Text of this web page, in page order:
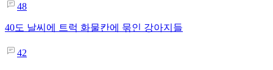
48
40도 날씨에 트럭 화물칸에 묶인 강아지들
42